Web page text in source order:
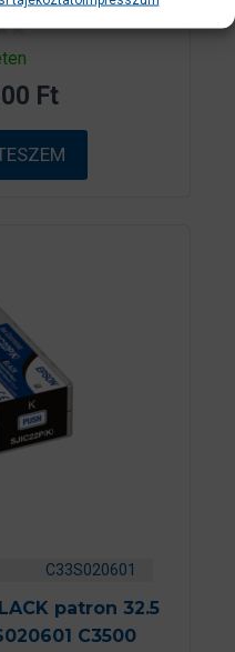
Ft
C33S020601
patron 32.5
C3500